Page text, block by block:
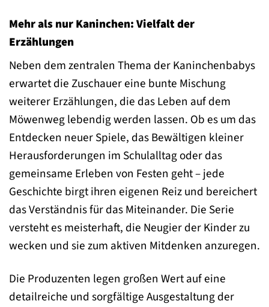
Mehr als nur Kaninchen: Vielfalt der
Erzählungen
Neben dem zentralen Thema der Kaninchenbabys
erwartet die Zuschauer eine bunte Mischung
weiterer Erzählungen, die das Leben auf dem
Möwenweg lebendig werden lassen. Ob es um das
Entdecken neuer Spiele, das Bewältigen kleiner
Herausforderungen im Schulalltag oder das
gemeinsame Erleben von Festen geht – jede
Geschichte birgt ihren eigenen Reiz und bereichert
das Verständnis für das Miteinander. Die Serie
versteht es meisterhaft, die Neugier der Kinder zu
wecken und sie zum aktiven Mitdenken anzuregen.
Die Produzenten legen großen Wert auf eine
detailreiche und sorgfältige Ausgestaltung der